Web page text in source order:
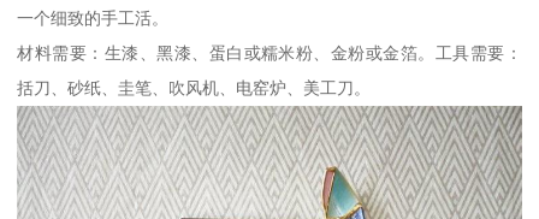
一个细致的手工活。
材料需要：生漆、黑漆、蛋白或糯米粉、金粉或金箔。工具需要：
括刀、砂纸、圭笔、吹风机、电窑炉、美工刀。